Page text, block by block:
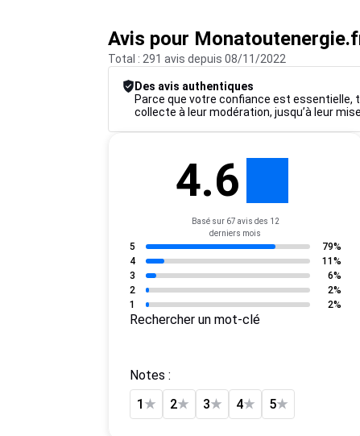
Avis pour
Total : 291 avis depuis 08/11/2022
Des avis authentiques
Parce que votre confiance est essentielle,
collecte à leur modération, jusqu’à leur
4.6
Basé sur 67 avis des 12
derniers mois
5
79%
4
11%
3
6%
2
2%
1
2%
Rechercher un mot-clé
Notes :
1 ★ 2★ 3★ 4★ 5★